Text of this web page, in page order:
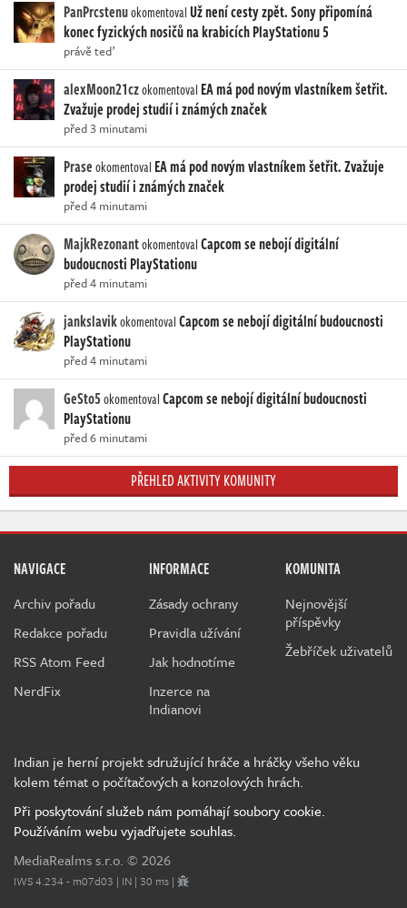
PanPrcstenuokomentovalUž není cesty zpět. Sony připomíná
konec fyzických nosičů na krabicích PlayStationu 5
právě teď
alexMoon21czokomentoval EA má pod novým vlastníkem šetřit.
Zvažuje prodej studií i známých značek
před 3 minutami
Praseokomentoval EA má pod novým vlastníkem šetřit. Zvažuje
prodej studií i známých značek
před 4 minutami
MajkRezonantokomentovalCapcom se nebojí digitální
budoucnosti PlayStationu
před 4 minutami
jankslavikokomentovalCapcom se nebojí digitální budoucnosti
PlayStationu
před 4 minutami
GeSto5okomentovalCapcom se nebojí digitální budoucnosti
PlayStationu
před 6 minutami
PŘEHLED AKTIVITY KOMUNITY
NAVIGACE
Archiv pořadu
Redakce pořadu
RSS Atom Feed
NerdFix
INFORMACE
Zásady ochrany
Pravidla užívání
Jak hodnotíme
Inzerce na
Indianovi
KOMUNITA
Nejnovější
příspěvky
Žebříček uživatelů
Indian je herní projekt sdružující hráče a hráčky všeho věku
kolem témat o počítačových a konzolových hrách.
Při poskytování služeb nám pomáhají soubory cookie.
Používáním webu vyjadřujete souhlas.
MediaRealms s.r.o. © 2026
IWS 4.234 - m07d03 | IN | 30 ms |